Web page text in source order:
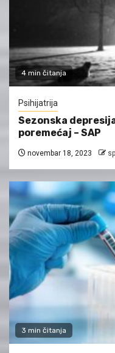
4 min čitanja
Psihijatrija
Sezonska
poremećaj – SAP
novembar 18, 2023
3 min čitanja